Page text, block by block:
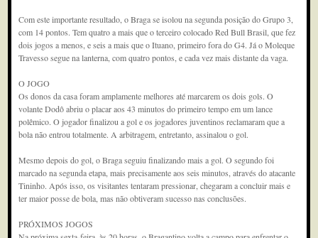
Com este importante resultado, o Braga se isolou na segunda posição do Grupo 3,
com 14 pontos. Tem quatro a mais que o terceiro colocado Red Bull Brasil, que fez
dois jogos a menos, e seis a mais que o Ituano, primeiro fora do G4. Já o Moleque
Travesso segue na lanterna, com quatro pontos, e cada vez mais distante da vaga.
O JOGO
Os donos da casa foram amplamente melhores até marcarem os dois gols. O
volante Dodô abriu o placar aos 43 minutos do primeiro tempo em um lance
polêmico. O jogador finalizou a gol e os jogadores juventinos reclamaram que a
bola não entrou totalmente. A arbitragem, entretanto, assinalou o gol.
Mesmo depois do gol, o Braga seguiu finalizando mais a gol. O segundo foi
marcado na segunda etapa, mais precisamente aos seis minutos, através do atacante
Tininho. Após isso, os visitantes tentaram pressionar, chegaram a concluir mais e
ter maior posse de bola, mas não obtiveram sucesso nas conclusões.
PRÓXIMOS JOGOS